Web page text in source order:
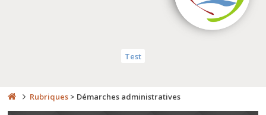
Test
Rubriques > Démarches administratives